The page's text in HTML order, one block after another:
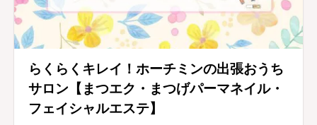
らくらくキレイ！ホーチミンの出張おうち
サロン【まつエク・まつげパーマネイル・
フェイシャルエステ】